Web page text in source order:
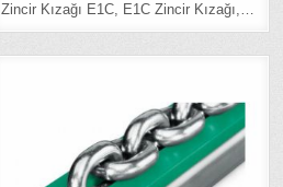
Zincir Kızağı E1C, E1C Zincir Kızağı,…